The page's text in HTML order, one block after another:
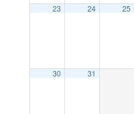
23 24 25
30 31